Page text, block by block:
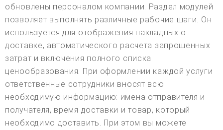
обновлены персоналом компании. Раздел модулей
позволяет выполнять различные рабочие шаги. Он
используется для отображения накладных о
доставке, автоматического расчета запрошенных
затрат и включения полного списка
ценообразования. При оформлении каждой услуги
ответственные сотрудники вносят всю
необходимую информацию: имена отправителя и
получателя, время доставки и товар, который
необходимо доставить. При этом вы можете